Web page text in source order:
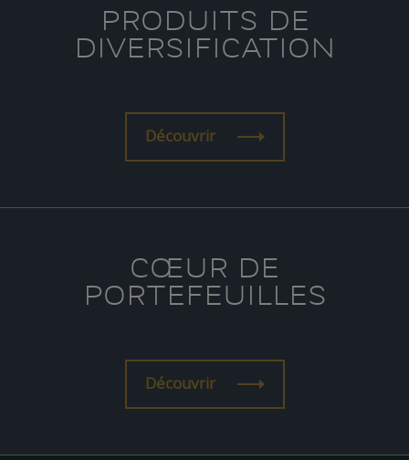
PRODUITS DE
DIVERSIFICATION
Découvrir
CŒUR DE
PORTEFEUILLES
Découvrir